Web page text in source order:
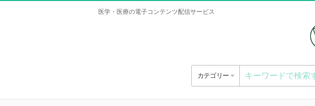
医学・医療の電子コンテンツ配信サービス
カテゴリー